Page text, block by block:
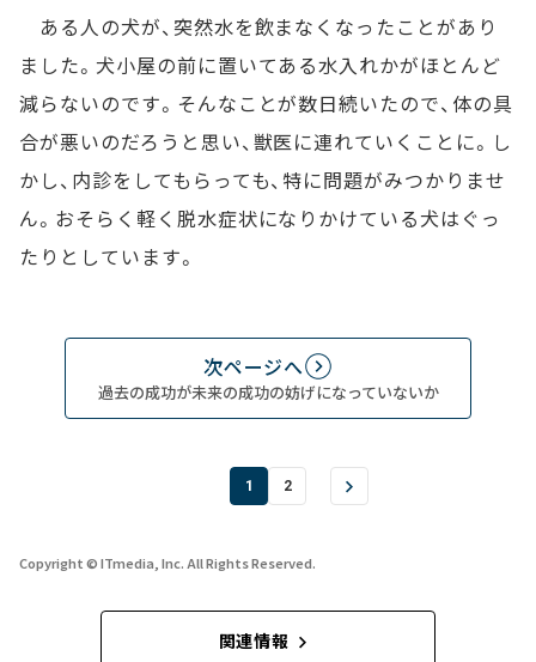
ある人の犬が、突然水を飲まなくなったことがあり
ました。犬小屋の前に置いてある水入れかがほとんど
減らないのです。そんなことが数日続いたので、体の具
合が悪いのだろうと思い、獣医に連れていくことに。し
かし、内診をしてもらっても、特に問題がみつかりませ
ん。おそらく軽く脱水症状になりかけている犬はぐっ
たりとしています。
次ページへ
過去の成功が未来の成功の妨げになっていないか
1 2
Copyright © ITmedia, Inc. All Rights Reserved.
関連情報